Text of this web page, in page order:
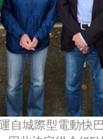
自城際型電動快